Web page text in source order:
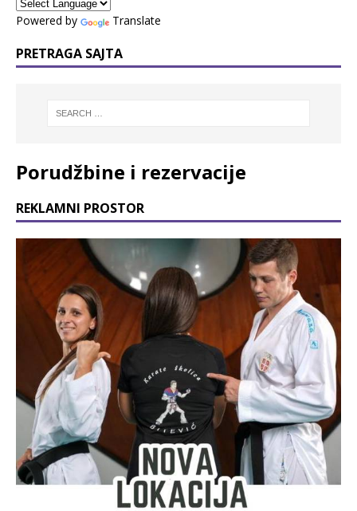
Powered by Translate
PRETRAGA SAJTA
Porudžbine i rezervacije
REKLAMNI PROSTOR